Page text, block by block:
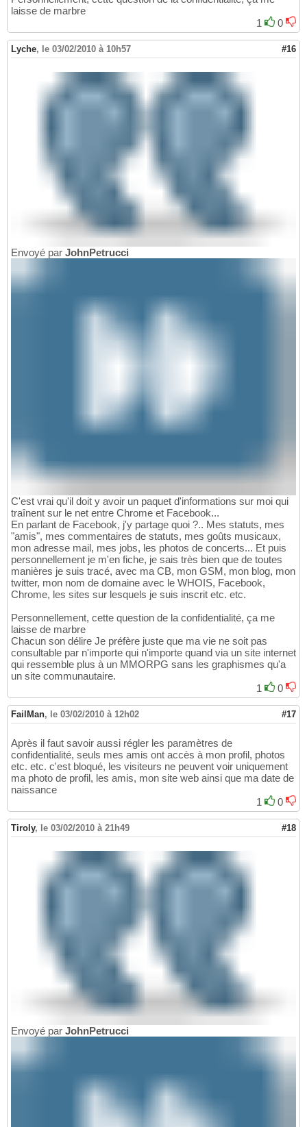
laisse de marbre
1
0
Lyche, le 03/02/2010 à 10h57 #16
Envoyé par JohnPetrucci
C'est vrai qu'il doit y avoir un paquet d'informations sur moi qui
traînent sur le net entre Chrome et Facebook...
En parlant de Facebook, j'y partage quoi ?.. Mes statuts, mes
"amis", mes commentaires de statuts, mes goûts musicaux,
mon adresse mail, mes jobs, les photos de concerts... Et puis
personnellement je m'en fiche, je sais très bien que de toutes
manières je suis tracé, avec ma CB, mon GSM, mon blog, mon
twitter, mon nom de domaine avec le WHOIS, Facebook,
Chrome, les sites sur lesquels je suis inscrit etc. etc.
Personnellement, cette question de la confidentialité, ça me
laisse de marbre
Chacun son délire Je préfère juste que ma vie ne soit pas
consultable par n'importe qui n'importe quand via un site internet
qui ressemble plus à un MMORPG sans les graphismes qu'a
un site communautaire.
1
0
FailMan, le 03/02/2010 à 12h02 #17
Après il faut savoir aussi régler les paramètres de
confidentialité, seuls mes amis ont accès à mon profil, photos
etc. etc. c'est bloqué, les visiteurs ne peuvent voir uniquement
ma photo de profil, les amis, mon site web ainsi que ma date de
naissance
1
0
Tiroly, le 03/02/2010 à 21h49 #18
Envoyé par JohnPetrucci